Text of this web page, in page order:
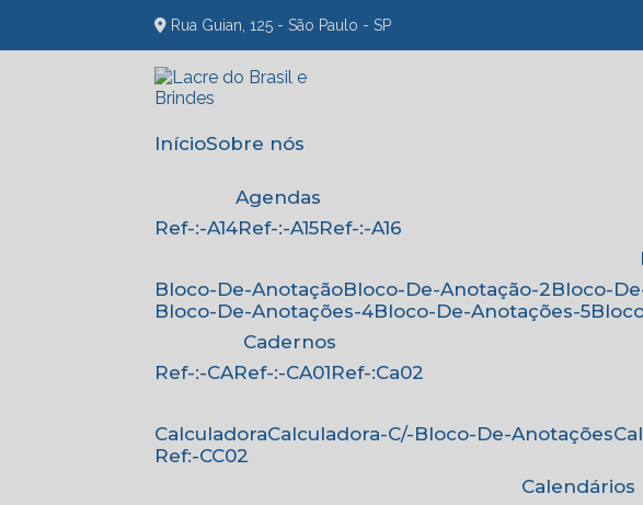
Rua Guian, 125 - São Paulo - SP
Início Sobre nós
Agendas
Ref-:-A14
Ref-:-A15
Ref-:-A16
Bloco-De-Anotação
Bloco-De-Anotação-2 Bloco-
Bloco-De-Anotações-4
Bloco-De-Anotações-5
Cadernos
Ref-:-CA
Ref-:-CA01
Ref-:Ca02
Calculadora
Calculadora-C/-Bloco-De-Anotações
Ref:-CC02
Calendários